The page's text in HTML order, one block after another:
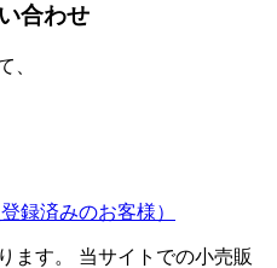
合わせ
、
登録済みのお客様）
ます。 当サイトでの小売販